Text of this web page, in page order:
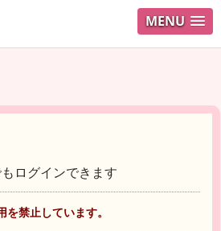
MENU
ログインできます
禁止しています。